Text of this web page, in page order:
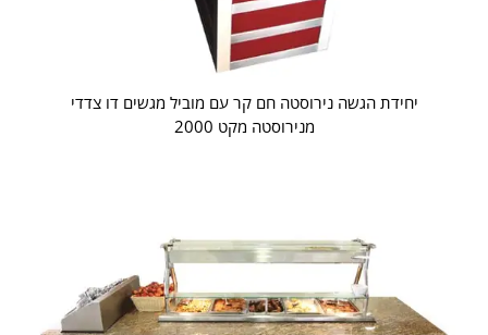
יחידת הגשה נירוסטה חם קר עם מוביל מגשים דו צדדי
מנירוסטה מקט 2000